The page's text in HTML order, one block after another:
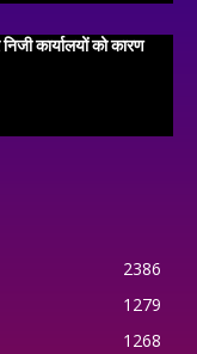
कार्यालयों को कारण
2386
1279
1268